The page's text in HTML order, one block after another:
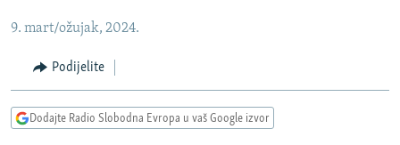
na
navigaciju
Pređite
na
KOSOVO
CRNA GORA
VIDEO
PODCASTI
9. mart/ožujak, 2024.
Podijelite
Dodajte Radio Slobodna Evropa u vaš Google izvor